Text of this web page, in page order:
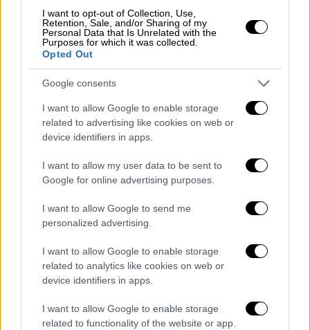
I want to opt-out of Collection, Use,
Retention, Sale, and/or Sharing of my
Personal Data that Is Unrelated with the
Purposes for which it was collected.
Opted Out
Google consents
I want to allow Google to enable storage
related to advertising like cookies on web or
device identifiers in apps.
I want to allow my user data to be sent to
Google for online advertising purposes.
I want to allow Google to send me
personalized advertising.
I want to allow Google to enable storage
related to analytics like cookies on web or
device identifiers in apps.
I want to allow Google to enable storage
related to functionality of the website or app.
Formula 1: Δεύτερη pole position
καριέρας για Πέρες - Εγκατάλειψη και
15η θέση για Φερστάπεν
Η Red Bull πήρε και τη δεύτερη pole position
της σεζόν αλλά με τον Πέρες κι όχι με τον
Φερστάπεν